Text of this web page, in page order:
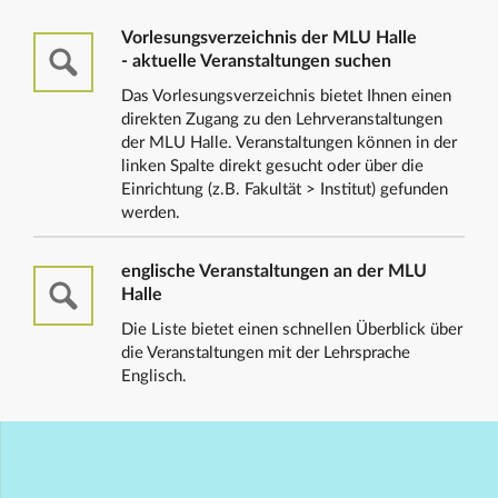
Vorlesungsverzeichnis der MLU Halle
- aktuelle Veranstaltungen suchen
Das Vorlesungsverzeichnis bietet Ihnen einen
direkten Zugang zu den Lehrveranstaltungen
der MLU Halle. Veranstaltungen können in der
linken Spalte direkt gesucht oder über die
Einrichtung (z.B. Fakultät > Institut) gefunden
werden.
englische Veranstaltungen an der MLU
Halle
Die Liste bietet einen schnellen Überblick über
die Veranstaltungen mit der Lehrsprache
Englisch.